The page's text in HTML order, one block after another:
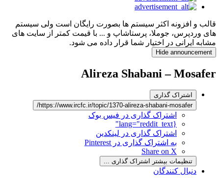
قالب و افزونه اکثر سیستم ها بصورت رایگان است ولی سیستم
های وردپرس، جوملا، پرستاشاپ و ... با قیمت کمتر از سایت های
مشابه ایرانی در اختیار شما قرار داده می شود.
Hide announcement
Alireza Shabani – Mosafer
اشتراک گذاری
https://www.ircfc.ir/topic/1370-alireza-shabani-mosafer/
اشتراک گذاری در فیس بوک
{lang="reddit_text"
اشتراک گذاری در لینکدین
به اشتراک گذاری در Pinterest
Share on X
تنظیمات بیشتر اشتراک گذاری ...
دنبال کنندگان